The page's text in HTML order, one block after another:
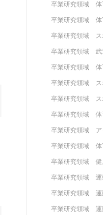
卒業研究領域 体
卒業研究領域 体
卒業研究領域 ス
卒業研究領域 武
卒業研究領域 体
卒業研究領域 ス
卒業研究領域 ス
卒業研究領域 体
卒業研究領域 ア
卒業研究領域 体
卒業研究領域 健
卒業研究領域 運
卒業研究領域 運
卒業研究領域 運